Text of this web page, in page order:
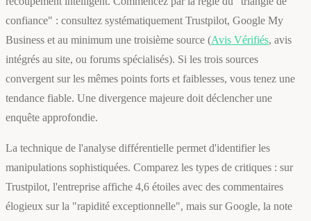
confiance" : consultez systématiquement Trustpilot, Google My
Business et au minimum une troisième source (Avis Vérifiés, avis
intégrés au site, ou forums spécialisés). Si les trois sources
convergent sur les mêmes points forts et faiblesses, vous tenez une
tendance fiable. Une divergence majeure doit déclencher une
enquête approfondie.
La technique de l'analyse différentielle permet d'identifier les
manipulations sophistiquées. Comparez les types de critiques : sur
Trustpilot, l'entreprise affiche 4,6 étoiles avec des commentaires
élogieux sur la "rapidité exceptionnelle", mais sur Google, la note